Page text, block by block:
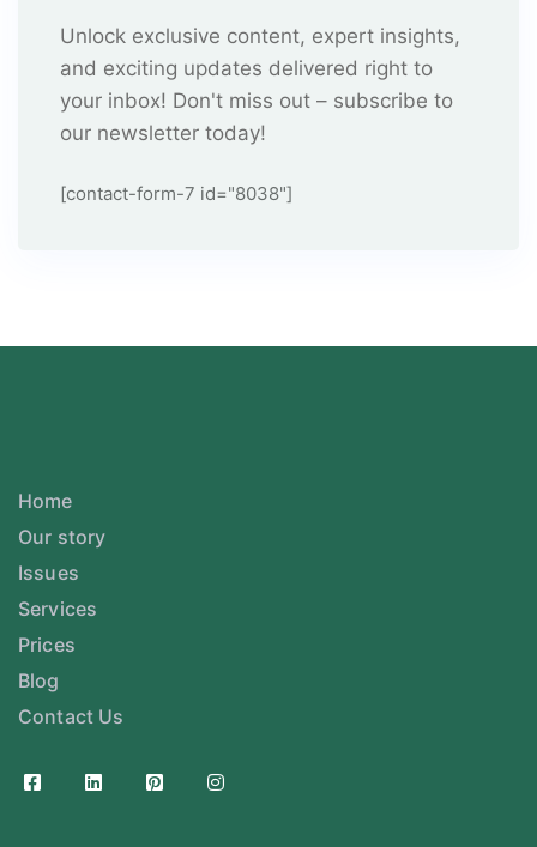
Unlock exclusive content, expert insights,
and exciting updates delivered right to
your inbox! Don't miss out – subscribe to
our newsletter today!
[contact-form-7 id="8038"]
Home
Our story
Issues
Services
Prices
Blog
Contact Us